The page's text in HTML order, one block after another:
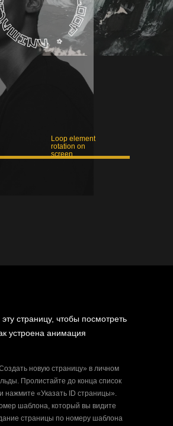
Loop element
rotation on
screen
страницу, чтобы посмотреть
устроена анимация
новую страницу» в личном
Пролистайте до конца список
нажмите «Указать ID страницы».
шаблона, который вы видите
страницы по номеру шаблона